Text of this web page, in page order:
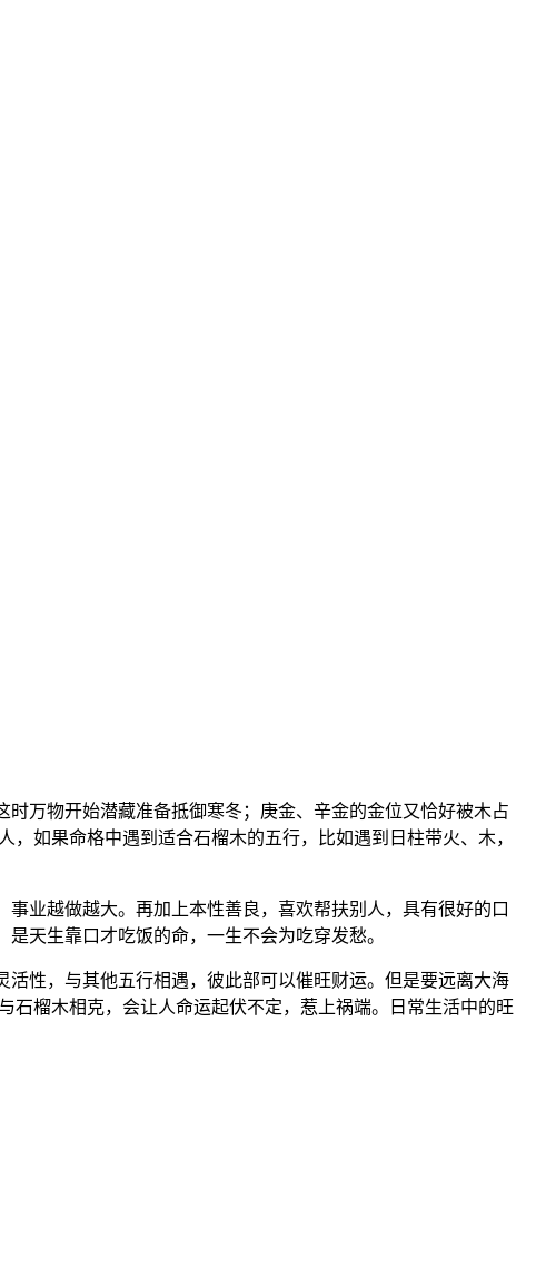
万物开始潜藏准备抵御寒冬；庚金、辛金的金位又恰好被木占
如果命格中遇到适合石榴木的五行，比如遇到日柱带火、木，
业越做越大。再加上本性善良，喜欢帮扶别人，具有很好的口
天生靠口才吃饭的命，一生不会为吃穿发愁。
性，与其他五行相遇，彼此部可以催旺财运。但是要远离大海
石榴木相克，会让人命运起伏不定，惹上祸端。日常生活中的旺